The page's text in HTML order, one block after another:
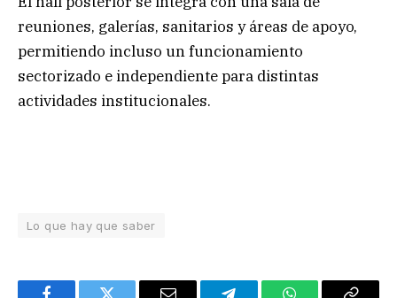
reuniones, galerías, sanitarios y áreas de apoyo,
permitiendo incluso un funcionamiento
sectorizado e independiente para distintas
actividades institucionales.
Lo que hay que saber